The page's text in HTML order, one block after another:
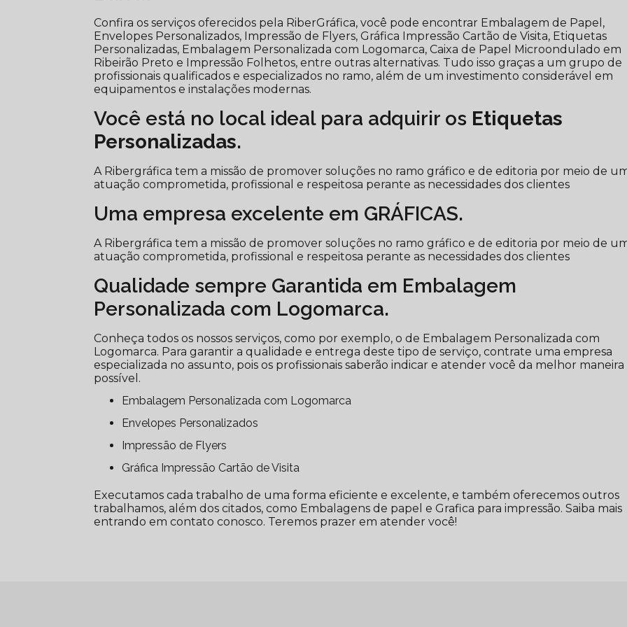
Confira os serviços oferecidos pela RiberGráfica, você pode encontrar Embalagem de Papel,
Envelopes Personalizados, Impressão de Flyers, Gráfica Impressão Cartão de Visita, Etiquetas
Personalizadas, Embalagem Personalizada com Logomarca, Caixa de Papel Microondulado em
Ribeirão Preto e Impressão Folhetos, entre outras alternativas. Tudo isso graças a um grupo de
profissionais qualificados e especializados no ramo, além de um investimento considerável em
equipamentos e instalações modernas.
Você está no local ideal para adquirir os Etiquetas
Personalizadas.
A Ribergráfica tem a missão de promover soluções no ramo gráfico e de editoria por meio de
atuação comprometida, profissional e respeitosa perante as necessidades dos clientes
Uma empresa excelente em GRÁFICAS.
A Ribergráfica tem a missão de promover soluções no ramo gráfico e de editoria por meio de
atuação comprometida, profissional e respeitosa perante as necessidades dos clientes
Qualidade sempre Garantida em Embalagem
Personalizada com Logomarca.
Conheça todos os nossos serviços, como por exemplo, o de Embalagem Personalizada com
Logomarca. Para garantir a qualidade e entrega deste tipo de serviço, contrate uma empresa
especializada no assunto, pois os profissionais saberão indicar e atender você da melhor maneira
possível.
Embalagem Personalizada com Logomarca
Envelopes Personalizados
Impressão de Flyers
Gráfica Impressão Cartão de Visita
Executamos cada trabalho de uma forma eficiente e excelente, e também oferecemos outros
trabalhamos, além dos citados, como Embalagens de papel e Grafica para impressão. Saiba mais
entrando em contato conosco. Teremos prazer em atender você!